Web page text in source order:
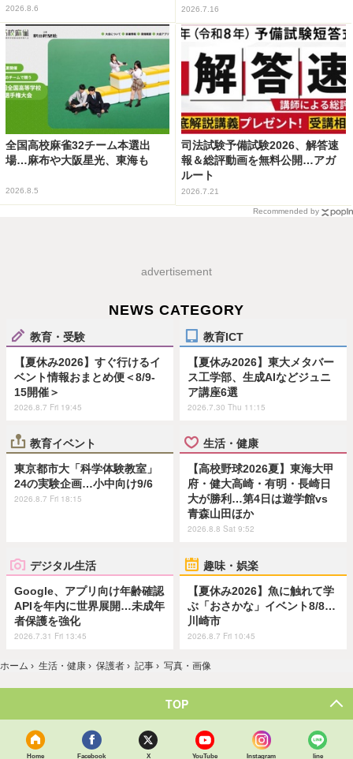
2026.8.6 2026.7.16
全国高校麻雀32チーム本選出
場…麻布や大阪星光、東海も
2026.8.5
司法試験予備試験2026、解答速
報＆総評動画を無料公開…アガ
ルート
2026.7.21
Recommended by
advertisement
NEWS CATEGORY
教育・受験
【夏休み2026】すぐ行けるイ
ベント情報おまとめ便＜8/9-
15開催＞
2026.8.7 Fri 19:45
教育ICT
【夏休み2026】東大メタバー
ス工学部、生成AIなどジュニ
ア講座6選
2026.7.30 Thu 11:15
教育イベント
東京都市大「科学体験教室」
24の実験企画…小中向け9/6
2026.8.7 Fri 18:15
生活・健康
【高校野球2026夏】東海大甲
府・健大高崎・有明・長崎日
大が勝利…第4日は遊学館vs
青森山田ほか
2026.8.8 Sat 9:52
デジタル生活
Google、アプリ向け年齢確認
APIを年内に世界展開…未成年
者保護を強化
2026.7.31 Fri 13:45
趣味・娯楽
【夏休み2026】魚に触れて学
ぶ「おさかな」イベント8/8…
川崎市
2026.8.7 Fri 10:45
ホーム › 生活・健康 › 保護者 › 記事 › 写真・画像
TOP
Home Facebook X YouTube Instagram line